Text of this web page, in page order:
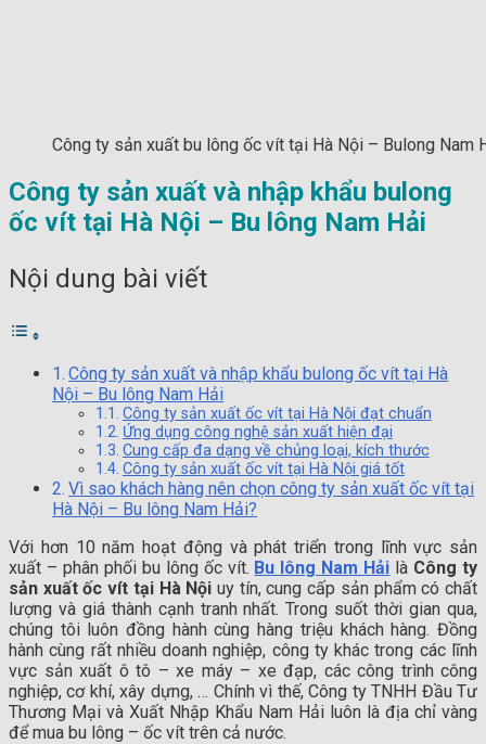
Công ty sản xuất bu lông ốc vít tại Hà Nội – Bulong Nam
Công ty sản xuất và nhập khẩu bulong
ốc vít tại Hà Nội – Bu lông Nam Hải
Nội dung bài viết
Công ty sản xuất và nhập khẩu bulong ốc vít tại Hà
Nội – Bu lông Nam Hải
Công ty sản xuất ốc vít tại Hà Nội đạt chuẩn
Ứng dụng công nghệ sản xuất hiện đại
Cung cấp đa dạng về chủng loại, kích thước
Công ty sản xuất ốc vít tại Hà Nội giá tốt
Vì sao khách hàng nên chọn công ty sản xuất ốc vít tại
Hà Nội – Bu lông Nam Hải?
Với hơn 10 năm hoạt động và phát triển trong lĩnh vực sản
xuất – phân phối bu lông ốc vít. Bu lông Nam Hải là Công ty
sản xuất ốc vít tại Hà Nội uy tín, cung cấp sản phẩm có chất
lượng và giá thành cạnh tranh nhất. Trong suốt thời gian qua,
chúng tôi luôn đồng hành cùng hàng triệu khách hàng. Đồng
hành cùng rất nhiều doanh nghiệp, công ty khác trong các lĩnh
vực sản xuất ô tô – xe máy – xe đạp, các công trình công
nghiệp, cơ khí, xây dựng, … Chính vì thế, Công ty TNHH Đầu Tư
Thương Mại và Xuất Nhập Khẩu Nam Hải luôn là địa chỉ vàng
để mua bu lông – ốc vít trên cả nước.